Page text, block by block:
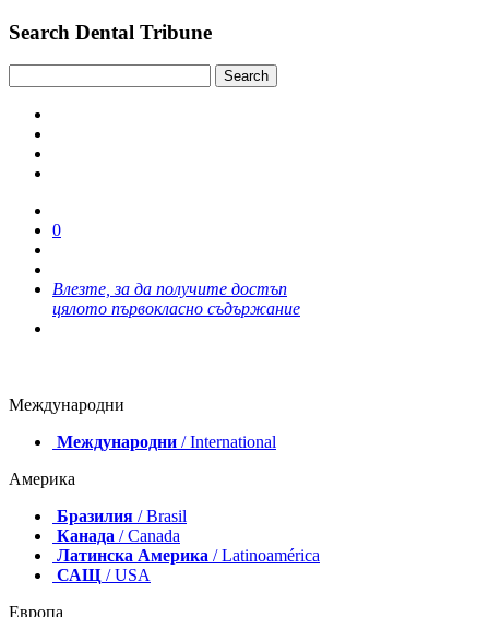
Search Dental Tribune
0
Влезте, за да получите достъп
цялото първокласно съдържание
Международни
Международни / International
Америка
Бразилия / Brasil
Канада / Canada
Латинска Америка / Latinoamérica
САЩ / USA
Европа